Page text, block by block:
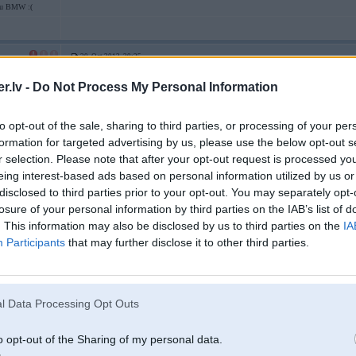
- Do Not Process My Personal Information
opt-out of the sale, sharing to third parties, or processing of your
for targeted advertising by us, please use the below opt-out
selection. Please note that after your opt-out request is processed
interest-based ads based on personal information utilized by us
to third parties prior to your opt-out. You may separately
of your personal information by third parties on the IAB’s list of
This information may also be disclosed by us to third parties on the
Participants that may further disclose it to other third parties.
Data Processing Opt Outs
opt-out of the Sharing of my personal data.
BMW :(
20. Oct 2012, 20:25
un
Krievu žurnālā Авторевю. Jau 2003.gadā, kad Merivu sāka ražot,
Ren-TV stāsta par citplanētiešiem kas izlīduši no piramīdām un aplējušies
Tam jau arī Tu visticamāk tici.
-----------------
"The quieter you become the more you can hear."
Arī vilkties pa priekšu padsmit auto kolonnai pilnīgā pofigā ir noziedzīgi..
degunu pie dibena piebāzis! Nerunājot par to, ka kāds no kolonnas beigu
rezultēsies bīstamā situācijā visiem barā braucošajiem.